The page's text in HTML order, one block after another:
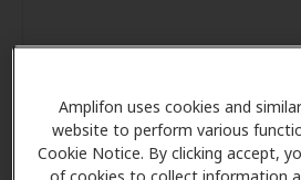
Amplifon uses cookies and
website to perform various
Cookie Notice. By clicking accept,